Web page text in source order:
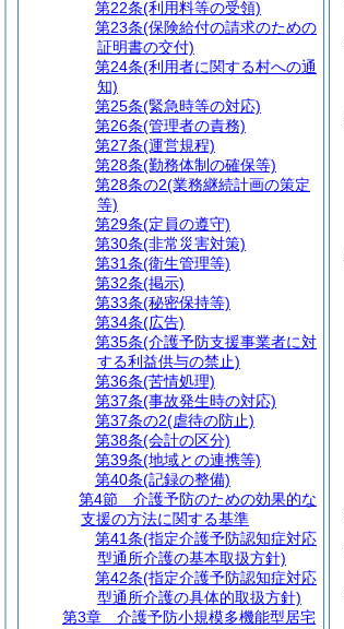
第22条(利用料等の受領)
第23条(保険給付の請求のための
証明書の交付)
第24条(利用者に関する村への通
知)
第25条(緊急時等の対応)
第26条(管理者の責務)
第27条(運営規程)
第28条(勤務体制の確保等)
第28条の2(業務継続計画の策定
等)
第29条(定員の遵守)
第30条(非常災害対策)
第31条(衛生管理等)
第32条(掲示)
第33条(秘密保持等)
第34条(広告)
第35条(介護予防支援事業者に対
する利益供与の禁止)
第36条(苦情処理)
第37条(事故発生時の対応)
第37条の2(虐待の防止)
第38条(会計の区分)
第39条(地域との連携等)
第40条(記録の整備)
第4節
介護予防のための効果的な
支援の方法に関する基準
第41条(指定介護予防認知症対応
型通所介護の基本取扱方針)
第42条(指定介護予防認知症対応
型通所介護の具体的取扱方針)
第3章
介護予防小規模多機能型居宅